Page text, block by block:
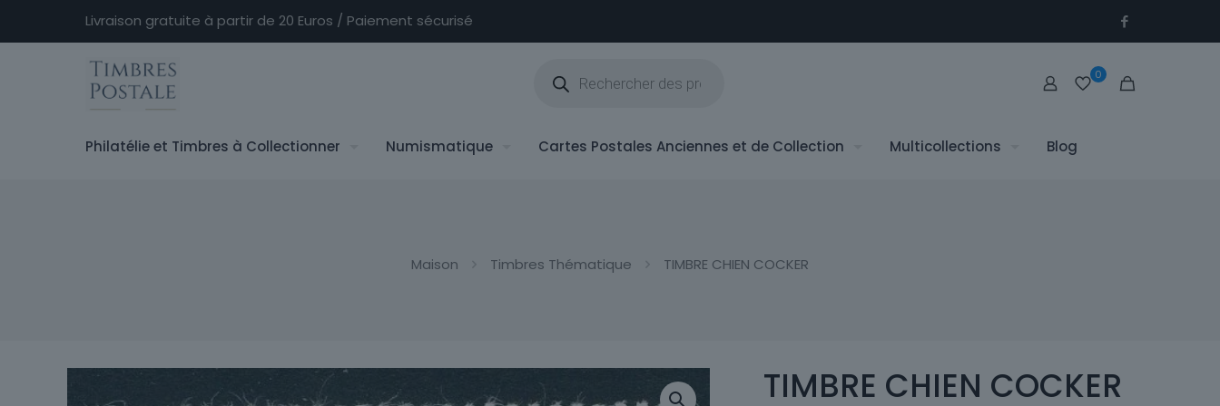
Livraison gratuite à partir de 20 Euros / Paiement sécurisé
produits
0
Philatélie et Timbres à Collectionner Numismatique Cartes Postales Anciennes et de Collection Multicollections Blog
Maison Timbres Thématique TIMBRE CHIEN COCKER
TIMBRE CHIEN COCKER